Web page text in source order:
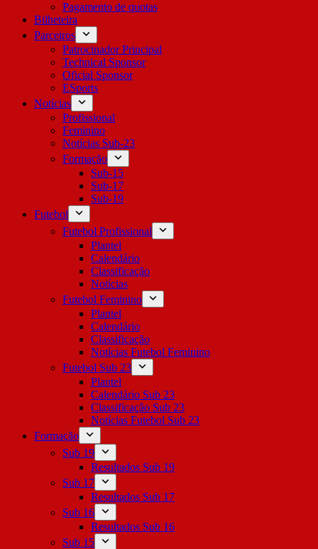
Pagamento de quotas
Bilheteira
Parceiros
Patrocinador Principal
Technical Sponsor
Oficial Sponsor
ESports
Notícias
Profissional
Feminino
Notícias Sub-23
Formação
Sub-15
Sub-17
Sub-19
Futebol
Futebol Profissional
Plantel
Calendário
Classificação
Notícias
Futebol Feminino
Plantel
Calendário
Classificação
Notícias Futebol Feminino
Futebol Sub 23
Plantel
Calendário Sub 23
Classificação Sub 23
Notícias Futebol Sub 23
Formação
Sub 19
Resultados Sub 19
Sub 17
Resultados Sub 17
Sub 16
Resultados Sub 16
Sub 15